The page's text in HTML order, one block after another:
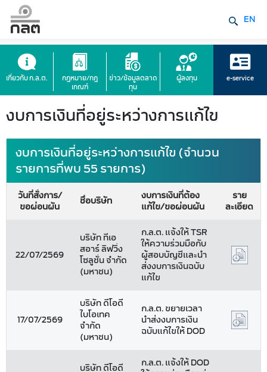
EN
เกี่ยวกับ ก.ล.ต.
กฎหมาย/กฎ
เกณฑ์
ข่าว/ข้อมูลตลาด
ทุน
ผู้ลงทุน e-service
งบการเงินที่อยู่ระหว่างการแก้ไข
งบการเงินที่อยู่ระหว่างการแก้ไข (จำนวน
รายการที่พบ 55 รายการ)
วันที่สั่งการ/
ขอผ่อนผัน
ชื่อบริษัท
งบการเงินที่ต้อง
แก้ไข/ขอผ่อนผัน
ราย
ละเอียด
22/07/2569
บริษัท ทีเอ
สอาร์ ลิฟวิ่ง
โซลูชั่น จำกัด
(มหาชน)
ก.ล.ต. แจ้งให้ TSR
ให้ความร่วมมือกับ
ผู้สอบบัญชีและนำ
ส่งงบการเงินฉบับ
แก้ไข
17/07/2569
บริษัท ดีโอดี
ไบโอเทค
จำกัด
(มหาชน)
ก.ล.ต. ขยายเวลา
นำส่งงบการเงิน
ฉบับแก้ไขให้ DOD
บริษัท ดีโอดี
ก.ล.ต. แจ้งให้ DOD